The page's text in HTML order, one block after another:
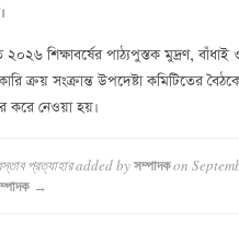
২০২৬ শিক্ষাবর্ষের পাঠ্যপুস্তক মুদ্রণ,
ক্রয় সংক্রান্ত উপদেষ্টা কমিটিতের
করে নেওয়া হয়।
প্রত্যাহারadded by সম্পাদকon
→